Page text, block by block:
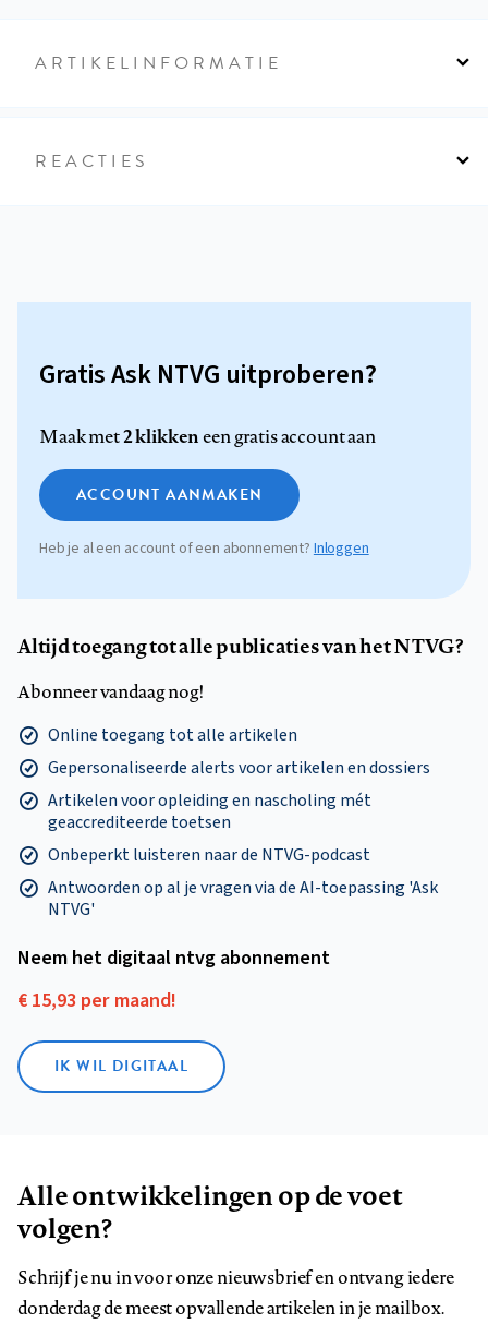
ARTIKELINFORMATIE
REACTIES
Gratis Ask NTVG uitproberen?
Maak met2 klikkeneen gratis account aan
ACCOUNT AANMAKEN
Heb je al een account of een abonnement? Inloggen
Altijd toegang tot alle publicaties van het NTVG?
Abonneer vandaag nog!
Online toegang tot alle artikelen
Gepersonaliseerde alerts voor artikelen en dossiers
Artikelen voor opleiding en nascholing mét
geaccrediteerde toetsen
Onbeperkt luisteren naar de NTVG-podcast
Antwoorden op al je vragen via de AI-toepassing 'Ask
NTVG'
Neem het digitaal ntvg abonnement
€ 15,93 per maand!
IK WIL DIGITAAL
Alle ontwikkelingen op de voet
volgen?
Schrijf je nu in voor onze nieuwsbrief en ontvang iedere
donderdag de meest opvallende artikelen in je mailbox.